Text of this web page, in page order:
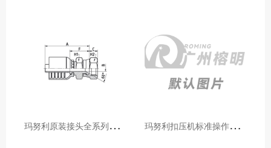
玛
努利原装接头全系列型号解析：广州客户选型必备指南 玛
努利扣压机标准操作流程：广州代理手把手教学（新手也能学会）